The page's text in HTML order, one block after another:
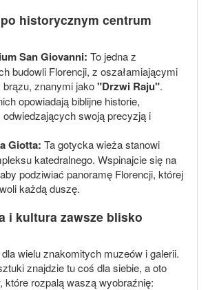
historycznym centrum
San Giovanni: To jedna z
budowli Florencji, z oszałamiającymi
znanymi jako"Drzwi Raju".
opowiadają biblijne historie,
swoją precyzją i
Giotta: Ta gotycka wieża stanowi
katedralnego. Wspinajcie się na
podziwiać panoramę Florencji, której
każdą duszę.
i kultura zawsze blisko
wielu znakomitych muzeów i galerii.
znajdzie tu coś dla siebie, a oto
które rozpalą waszą wyobraźnię: